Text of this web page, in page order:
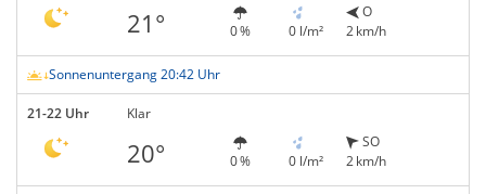
21° 0 % 0 l/m²
O
2 km/h
Sonnenuntergang 20:42 Uhr
21-22 Uhr Klar
20° 0 % 0 l/m²
SO
2 km/h